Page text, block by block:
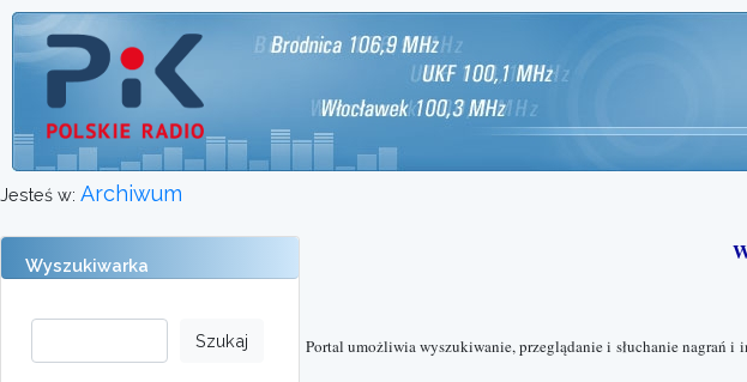
Jesteś w: Archiwum
Wyszukiwarka
Portal umożliwia wyszukiwanie, przeglądanie i słuchanie nagrań